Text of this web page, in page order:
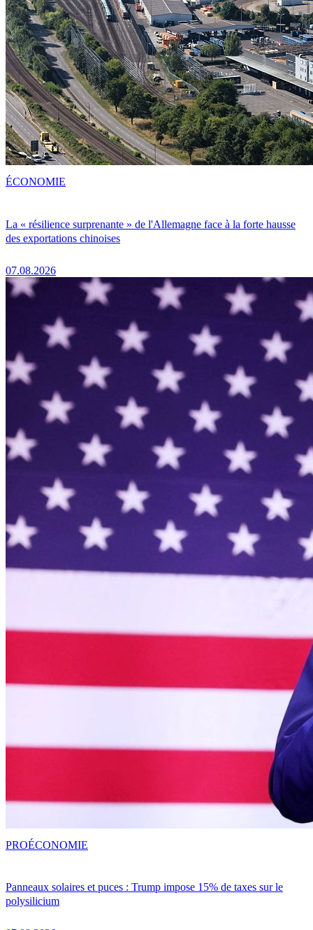
La « résilience surprenante » de l'Allemagne face à la forte hausse
des exportations chinoises
07.08.2026
ÉCONOMIE
Panneaux solaires et puces : Trump impose 15% de taxes sur le
polysilicium
PROÉCONOMIE